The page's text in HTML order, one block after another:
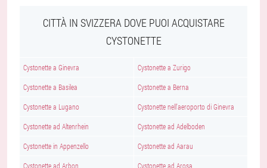
CITTÀ IN SVIZZERA DOVE PUOI ACQUISTARE
CYSTONETTE
Cystonette a Ginevra Cystonette a Zurigo
Cystonette a Basilea Cystonette a Berna
Cystonette a Lugano Cystonette nell'aeroporto di Ginevra
Cystonette ad Altenrhein Cystonette ad Adelboden
Cystonette in Appenzello Cystonette ad Aarau
Cystonette ad Arbon Cystonette ad Arosa